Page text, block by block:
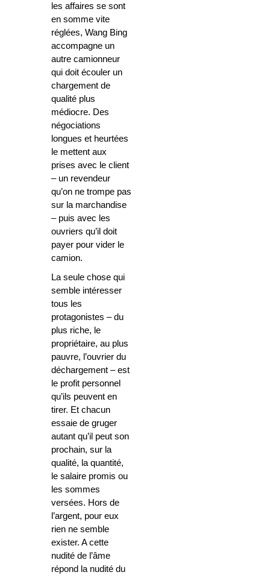
les affaires se sont
en somme vite
réglées, Wang Bing
accompagne un
autre camionneur
qui doit écouler un
chargement de
qualité plus
médiocre. Des
négociations
longues et heurtées
le mettent aux
prises avec le client
– un revendeur
qu’on ne trompe pas
sur la marchandise
– puis avec les
ouvriers qu’il doit
payer pour vider le
camion.
La seule chose qui
semble intéresser
tous les
protagonistes – du
plus riche, le
propriétaire, au plus
pauvre, l’ouvrier du
déchargement – est
le profit personnel
qu’ils peuvent en
tirer. Et chacun
essaie de gruger
autant qu’il peut son
prochain, sur la
qualité, la quantité,
le salaire promis ou
les sommes
versées. Hors de
l’argent, pour eux
rien ne semble
exister. A cette
nudité de l’âme
répond la nudité du